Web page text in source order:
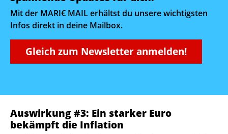
Mit der MARI€ MAIL erhältst du unsere wichtigsten
Infos direkt in deine Mailbox.
Gleich zum Newsletter anmelden!
Auswirkung #3: Ein starker Euro
bekämpft die Inflation